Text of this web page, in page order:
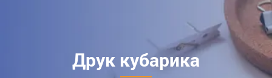
Друк кубарика